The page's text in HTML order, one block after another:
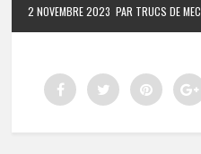
2 NOVEMBRE 2023 PAR TRUCS DE MEC